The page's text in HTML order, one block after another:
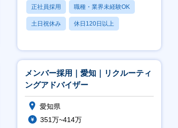
正社員採用 職種・業界未経験OK
土日祝休み 休日120日以上
メンバー採用｜愛知｜リクルーティ
ングアドバイザー
愛知県
351万~414万